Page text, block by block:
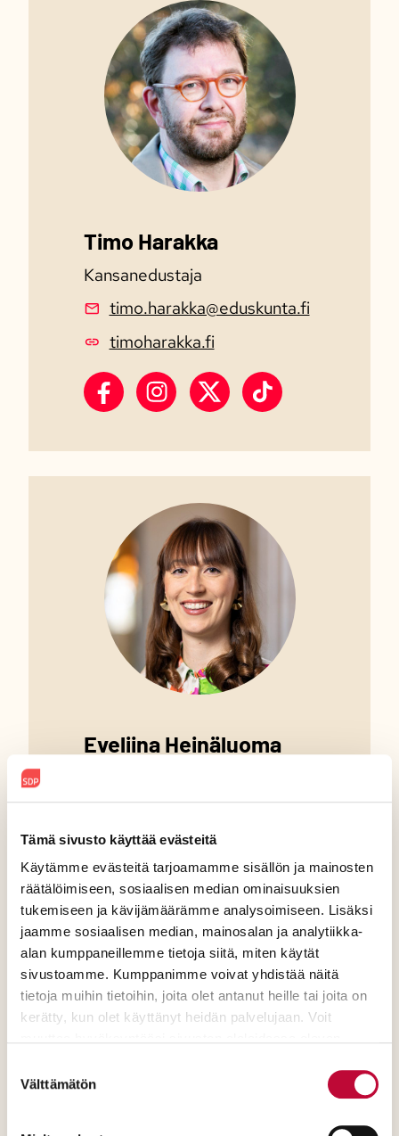
Tämä sivusto käyttää evästeitä
Käytämme evästeitä tarjoamamme sisällön ja mainosten
räätälöimiseen, sosiaalisen median ominaisuuksien
tukemiseen ja kävijämäärämme analysoimiseen. Lisäksi
jaamme sosiaalisen median, mainosalan ja analytiikka-
alan kumppaneillemme tietoja siitä, miten käytät
sivustoamme. Kumppanimme voivat yhdistää näitä
tietoja muihin tietoihin, joita olet antanut heille tai joita on
kerätty, kun olet käyttänyt heidän palvelujaan. Voit
valinta
Välttämätön
Timo Harakka
Kansanedustaja
timo.harakka@eduskunta.fi
timoharakka.fi
Timo Harakka Facebook
Timo Harakka Instagram
Timo Harakka X
Timo Harakka
Eveliina Heinäluoma
unta.fi
eveliinaheinaluoma.fi
Eveliina Heinäluoma Facebook
Eveliina Heinäluoma Instagram
Eveliina Heinäluoma X
Eveliina